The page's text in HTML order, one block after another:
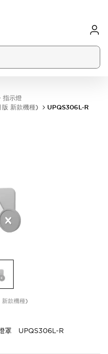
示燈
新款機種)
UPQS306L-R
款機種)
罩 UPQS306L-R